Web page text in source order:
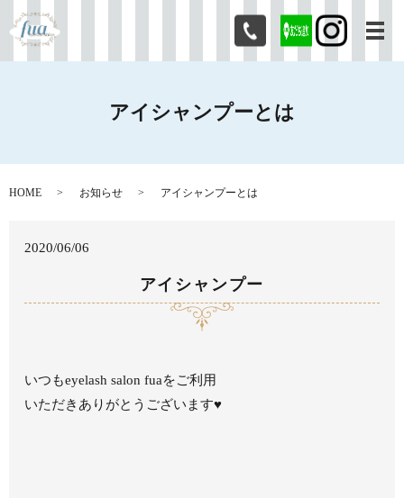
メ
アイシャンプーとは
HOME お知らせ アイシャンプーとは
2020/06/06
アイシャンプー
いつもeyelash salon fuaをご利用
いただきありがとうございます♥